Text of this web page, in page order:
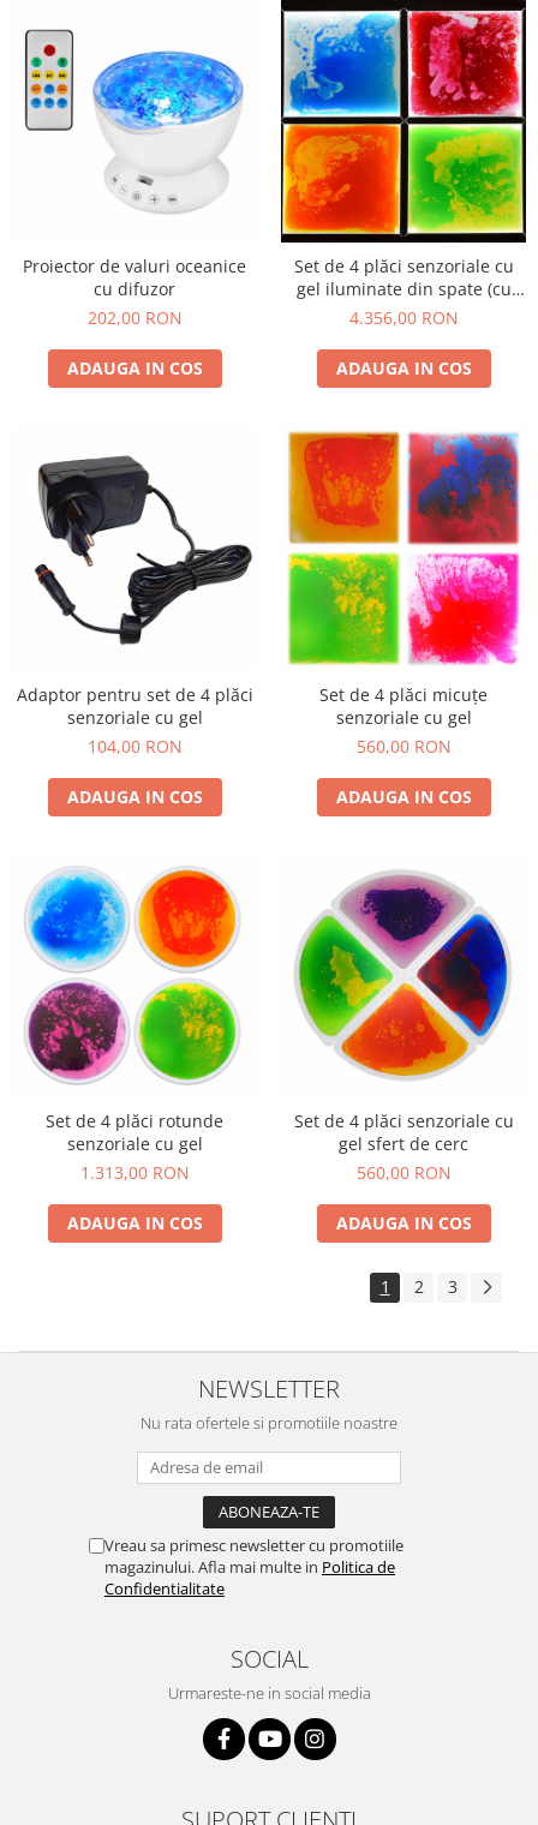
Proiector de valuri oceanice
cu difuzor
202,00 RON
ADAUGA IN COS
Set de 4 plăci senzoriale cu
gel iluminate din spate (cu
adaptor)
4.356,00 RON
ADAUGA IN COS
Adaptor pentru set de 4 plăci
senzoriale cu gel
104,00 RON
ADAUGA IN COS
Set de 4 plăci micuțe
senzoriale cu gel
560,00 RON
ADAUGA IN COS
Set de 4 plăci rotunde
senzoriale cu gel
1.313,00 RON
ADAUGA IN COS
Set de 4 plăci senzoriale cu
gel sfert de cerc
560,00 RON
ADAUGA IN COS
1 2 3
NEWSLETTER
Nu rata ofertele si promotiile noastre
Vreau sa primesc newsletter cu promotiile
magazinului. Afla mai multe in Politica de
Confidentialitate
SOCIAL
Urmareste-ne in social media